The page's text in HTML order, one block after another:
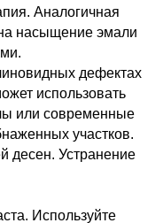
Аналогичная
насыщение эмали
дефектах
использовать
или современные
участков.
десен. Устранение
Используйте